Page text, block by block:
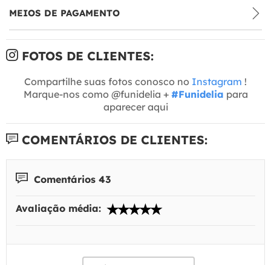
MEIOS DE PAGAMENTO
FOTOS DE CLIENTES:
Compartilhe suas fotos conosco no Instagram !
Marque-nos como @funidelia + #Funidelia para
aparecer aqui
COMENTÁRIOS DE CLIENTES:
Comentários 43
Avaliação média: